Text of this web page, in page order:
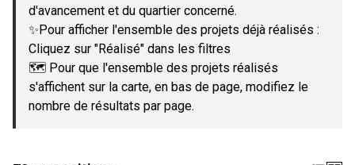
d'avancement et du quartier concerné.
✨Pour afficher l'ensemble des projets déjà réalisés :
Cliquez sur "Réalisé" dans les filtres
🗺️ Pour que l'ensemble des projets réalisés
s'affichent sur la carte, en bas de page, modifiez le
nombre de résultats par page.